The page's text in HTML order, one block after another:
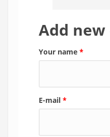
Add
Your name *
E-mail *